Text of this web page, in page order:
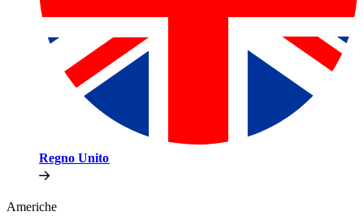
Regno Unito​​
Americhe​​